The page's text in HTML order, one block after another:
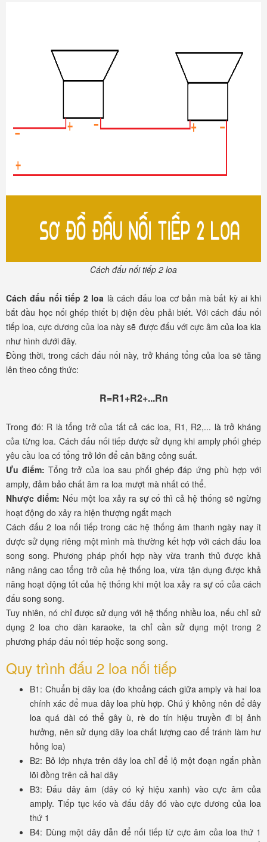
Cách đấu nối tiếp 2 loa
Cách đấu nối tiếp 2 loa là cách đấu loa cơ bản mà bất kỳ ai khi
bắt đầu học nối ghép thiết bị điện đều phải biết. Với cách đấu nối
tiếp loa, cực dương của loa này sẽ được đấu với cực âm của loa kia
như hình dưới đây.
Đồng thời, trong cách đấu nối này, trở kháng tổng của loa sẽ tăng
lên theo công thức:
R=R1+R2+...Rn
Trong đó: R là tổng trở của tất cả các loa, R1, R2,... là trở kháng
của từng loa. Cách đấu nối tiếp được sử dụng khi amply phối ghép
yêu cầu loa có tổng trở lớn để cân bằng công suất.
Ưu điểm:Tổng trở của loa sau phối ghép đáp ứng phù hợp với
amply, đảm bảo chất âm ra loa mượt mà nhất có thể.
Nhược điểm: Nếu một loa xảy ra sự cố thì cả hệ thống sẽ ngừng
hoạt động do xảy ra hiện thượng ngắt mạch
Cách đấu 2 loa nối tiếp trong các hệ thống âm thanh ngày nay ít
được sử dụng riêng một mình mà thường kết hợp với cách đấu loa
song song. Phương pháp phối hợp này vừa tranh thủ được khả
năng nâng cao tổng trở của hệ thống loa, vừa tận dụng được khả
năng hoạt động tốt của hệ thống khi một loa xảy ra sự cố của cách
đấu song song.
Tuy nhiên, nó chỉ được sử dụng với hệ thống nhiều loa, nếu chỉ sử
dụng 2 loa cho dàn karaoke, ta chỉ cần sử dụng một trong 2
phương pháp đấu nối tiếp hoặc song song.
Quy trình đấu 2 loa nối tiếp
B1: Chuẩn bị dây loa (đo khoảng cách giữa amply và hai loa
chính xác để mua dây loa phù hợp. Chú ý không nên để dây
loa quá dài có thể gây ù, rè do tín hiệu truyền đi bị ảnh
hưởng, nên sử dụng dây loa chất lượng cao để tránh làm hư
hỏng loa)
B2: Bỏ lớp nhựa trên dây loa chỉ để lộ một đoạn ngắn phần
lõi đồng trên cả hai dây
B3: Đấu dây âm (dây có ký hiệu xanh) vào cực âm của
amply. Tiếp tục kéo và đấu dây đó vào cực dương của loa
thứ 1
B4: Dùng một dây dẫn để nối tiếp từ cực âm của loa thứ 1